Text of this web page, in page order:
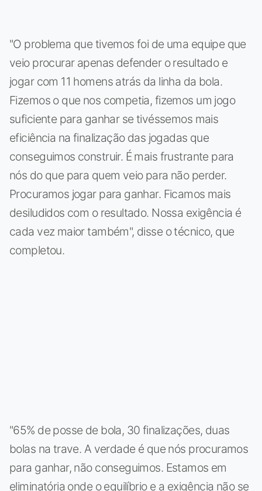
"O problema que tivemos foi de uma equipe que
veio procurar apenas defender o resultado e
jogar com 11 homens atrás da linha da bola.
Fizemos o que nos competia, fizemos um jogo
suficiente para ganhar se tivéssemos mais
eficiência na finalização das jogadas que
conseguimos construir. É mais frustrante para
nós do que para quem veio para não perder.
Procuramos jogar para ganhar. Ficamos mais
desiludidos com o resultado. Nossa exigência é
cada vez maior também", disse o técnico, que
completou.
"65% de posse de bola, 30 finalizações, duas
bolas na trave. A verdade é que nós procuramos
para ganhar, não conseguimos. Estamos em
eliminatória onde o equilíbrio e a exigência não se